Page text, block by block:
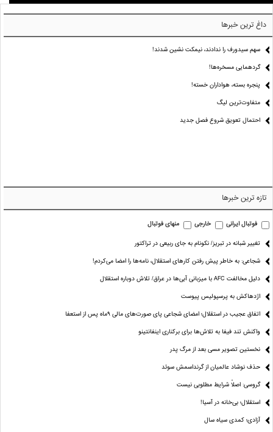
داغ ترین خبرها
سهم سیدورف را ندادند، نیمکت نشین شدند!
گردهمایی مسخره‌ها!
پنجره بسته، هواداران خسته!
متفاوت‌ترین لیگ
احتمال تعویق شروع فصل جدید
تازه ترین خبرها
فوتبال ایرانی خارجی منهای فوتبال
تغییر شبانه در تبریز/ نکونام به جای ربیعی در تراکتور
شجاعی: به خاطر پیش رفتن کارهای استقلال، نامه‌ها را امضا می‌کردم!
دلیل مخالفت AFC با میزبانی آبی‌ها در عراق/ تلاش دوباره استقلال
اژدهاکش به پرسپولیس پیوست
اتفاق عجیب در استقلال؛ امضای شجاعی پای صورت‌های مالی ٩ماه پس از استعفا
واکنش تند فیفا به تلاش‌ها برای برکناری اینفانتینو
نخستین تصویر مسی بعد از مرگ پدر
حذف نوشاد عالمیان از گرنداسمش سوئد
گروسی: اصلاً شرایط مطلوبی نیست
استقلال؛ بی‌خانه در آسیا!
آزادی؛ کمدی سیاه سال